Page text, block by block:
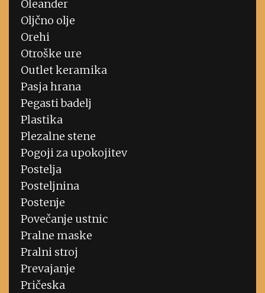
Oleander
Oljčno olje
Orehi
Otroške ure
Outlet keramika
Pasja hrana
Pegasti badelj
Plastika
Plezalne stene
Pogoji za upokojitev
Postelja
Posteljnina
Postenje
Povečanje ustnic
Pralne maske
Pralni stroj
Prevajanje
Pričeska